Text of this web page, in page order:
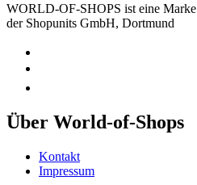
WORLD-OF-SHOPS ist eine Marke
der Shopunits GmbH, Dortmund
Über World-of-Shops
Kontakt
Impressum